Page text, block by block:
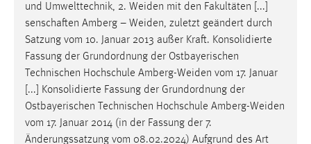
und Umwelttechnik, 2. Weiden mit den Fakultäten [...]
senschaften Amberg – Weiden, zuletzt geändert durch
Satzung vom 10. Januar 2013 außer Kraft. Konsolidierte
Fassung der Grundordnung der Ostbayerischen
Technischen Hochschule Amberg-Weiden vom 17. Januar
[...] Konsolidierte Fassung der Grundordnung der
Ostbayerischen Technischen Hochschule Amberg-Weiden
vom 17. Januar 2014 (in der Fassung der 7.
Änderungssatzung vom 08.02.2024) Aufgrund des Art